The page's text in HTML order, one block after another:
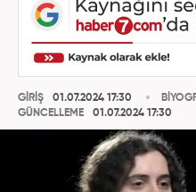
GİRİŞ
01.07.2024 17:30
GÜNCELLEME
01.07.2024 17:30